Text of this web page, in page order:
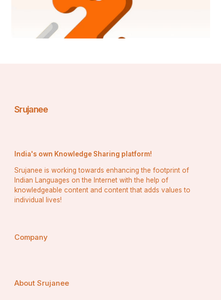
Srujanee
India's own Knowledge Sharing platform!
Srujanee is working towards enhancing the footprint of
Indian Languages on the Internet with the help of
knowledgeable content and content that adds values to
individual lives!
Company
About Srujanee